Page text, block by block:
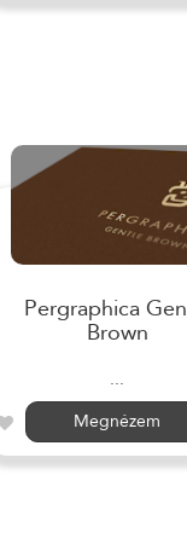
Pergraphica
Brown
...
Megnézem